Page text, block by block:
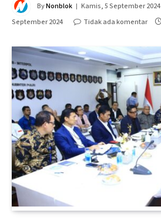
ByNonblok Kamis, 5 September 2024
September 2024
Tidak ada komentar